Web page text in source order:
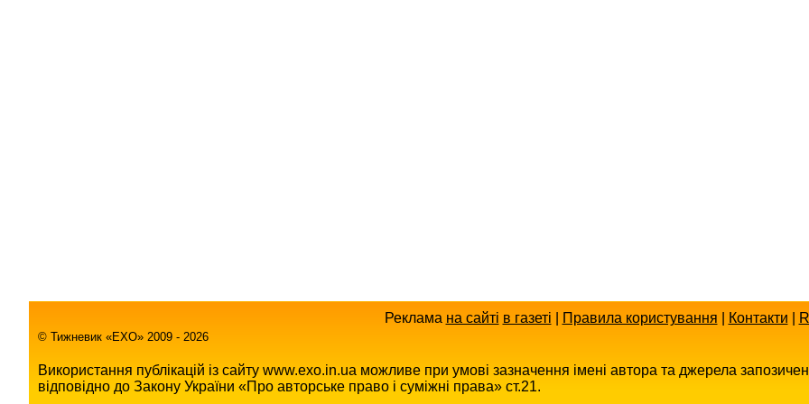
Реклама на сайті в газеті Правила користування Контакти
© Тижневик «EХO» 2009 - 2026
Використання публікацій із сайту www.exo.in.ua можливе при умові зазначення імені автора та джерела
відповідно до Закону України «Про авторське право і суміжні права» ст.21.